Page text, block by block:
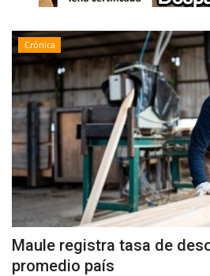
Crónica
Maule registra tasa de
promedio país